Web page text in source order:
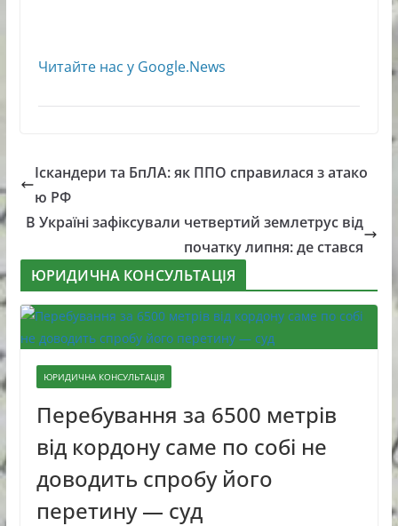
Читайте нас у Google.News
Іскандери та БпЛА: як ППО справилася з атако
ю РФ
В Україні зафіксували четвертий землетрус від
початку липня: де стався
ЮРИДИЧНА КОНСУЛЬТАЦІЯ
ЮРИДИЧНА КОНСУЛЬТАЦІЯ
Перебування за 6500 метрів
від кордону саме по собі не
доводить спробу його
перетину — суд